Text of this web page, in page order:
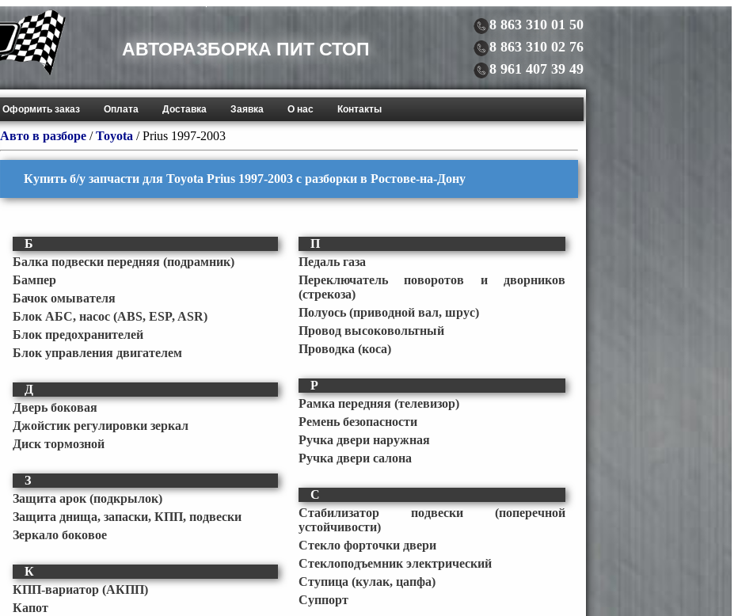
АВТОРАЗБОРКА ПИТ СТОП
8 863 310 01 50
8 863 310 02 76
8 961 407 39 49
Оформить заказ Оплата Доставка Заявка О нас Контакты
Авто в разборе /Toyota /Prius 1997-2003
Купить б/у запчасти для Toyota Prius 1997-2003 с разборки в Ростове-на-Дону
Б
Балка подвески передняя (подрамник)
Бампер
Бачок омывателя
Блок АБС, насос (ABS, ESP, ASR)
Блок предохранителей
Блок управления двигателем
Д
Дверь боковая
Джойстик регулировки зеркал
Диск тормозной
З
Защита арок (подкрылок)
Защита днища, запаски, КПП, подвески
Зеркало боковое
К
КПП-вариатор (АКПП)
Капот
П
Педаль газа
Переключатель поворотов и дворников
(стрекоза)
Полуось (приводной вал, шрус)
Провод высоковольтный
Проводка (коса)
Р
Рамка передняя (телевизор)
Ремень безопасности
Ручка двери наружная
Ручка двери салона
С
Стабилизатор подвески (поперечной
устойчивости)
Стекло форточки двери
Стеклоподъемник электрический
Ступица (кулак, цапфа)
Суппорт